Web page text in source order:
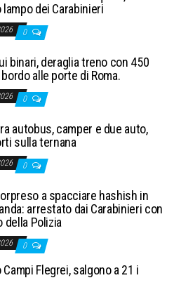
dei Carabinieri
0
binari, deraglia treno con 450
alle porte di Roma.
0
autobus, camper e due auto,
sulla ternana
0
a spacciare hashish in
arrestato dai Carabinieri con
della Polizia
0
Flegrei, salgono a 21 i